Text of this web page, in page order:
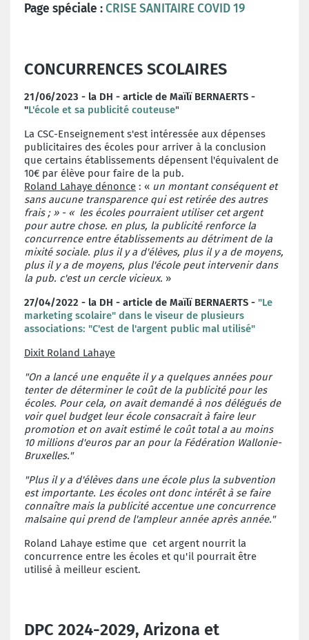
Page spéciale :CRISE SANITAIRE COVID 19
CONCURRENCES SCOLAIRES
21/06/2023 - la DH - article de Maïlï BERNAERTS -
"L'école et sa publicité couteuse"
La CSC-Enseignement s'est intéressée aux dépenses
publicitaires des écoles pour arriver à la conclusion
que certains établissements dépensent l'équivalent de
10€ par élève pour faire de la pub.
Roland Lahaye dénonce : « un montant conséquent et
sans aucune transparence qui est retirée des autres
frais ; » - « les écoles pourraient utiliser cet argent
pour autre chose. en plus, la publicité renforce la
concurrence entre établissements au détriment de la
mixité sociale. plus il y a d'élèves, plus il y a de moyens,
plus il y a de moyens, plus l'école peut intervenir dans
la pub. c'est un cercle vicieux. »
27/04/2022 - la DH - article de Maïlï BERNAERTS - "Le
marketing scolaire" dans le viseur de plusieurs
associations: "C'est de l'argent public mal utilisé"
Dixit Roland Lahaye
"On a lancé une enquête il y a quelques années pour
tenter de déterminer le coût de la publicité pour les
écoles. Pour cela, on avait demandé à nos délégués de
voir quel budget leur école consacrait à faire leur
promotion et on avait estimé le coût total a au moins
10 millions d'euros par an pour la Fédération Wallonie-
Bruxelles."
"Plus il y a d'élèves dans une école plus la subvention
est importante. Les écoles ont donc intérêt à se faire
connaître mais la publicité accentue une concurrence
malsaine qui prend de l'ampleur année après année."
Roland Lahaye estime que cet argent nourrit la
concurrence entre les écoles et qu'il pourrait être
utilisé à meilleur escient.
DPC 2024-2029, Arizona et